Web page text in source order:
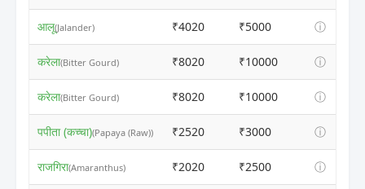
आलू(Jalander) ₹4020 ₹5000 ⓘ
करेला(Bitter Gourd) ₹8020 ₹10000 ⓘ
करेला(Bitter Gourd) ₹8020 ₹10000 ⓘ
पपीता (कच्चा)(Papaya (Raw)) ₹2520 ₹3000 ⓘ
राजगिरा(Amaranthus) ₹2020 ₹2500 ⓘ